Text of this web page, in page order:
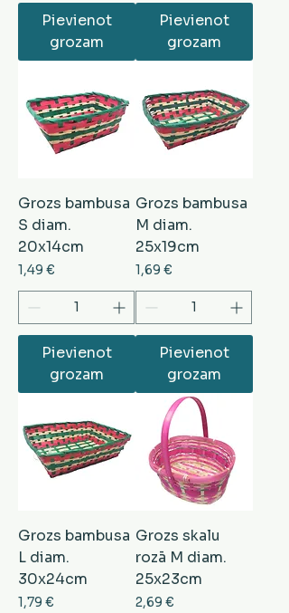
Pievienot
grozam
Pievienot
grozam
Grozs bambusa
S diam.
20x14cm
Cena
1,49 €
Pievienot
grozam
Grozs bambusa
M diam.
25x19cm
Cena
1,69 €
Pievienot
grozam
Grozs bambusa
L diam.
30x24cm
Cena
1,79 €
Grozs skalu
rozā M diam.
25x23cm
Cena
2,69 €